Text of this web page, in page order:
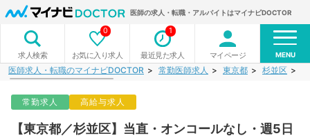
医師の求人・転職・アルバイトはマイナビDOCTOR
求人検索 お気に入り求人
0
最近見た求人
1
マイページ MENU
医師求人・転職のマイナビDOCTOR 常勤医師求人 東京都 杉並区
常勤求人 高給与求人
【東京都／杉並区】当直・オンコールなし・週5日